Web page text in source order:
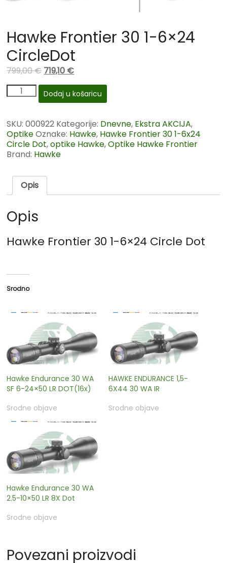
Hawke Frontier 30 1-6×24
CircleDot
799,00€719,10 €
Dodaj u košaricu
SKU:000922 Kategorije: Dnevne, Ekstra AKCIJA,
OptikeOznake: Hawke, Hawke Frontier 30 1-6x24
Circle Dot,optike Hawke,Optike Hawke Frontier
Brand: Hawke
Opis
Opis
Hawke Frontier 30 1-6×24 Circle Dot
Srodno
Hawke Endurance 30 WA
SF 6-24×50 LR DOT(16x)
Srodne objave
HAWKE ENDURANCE 1,5-
6X44 30 WA IR
Srodne objave
Hawke Endurance 30 WA
2.5-10×50 LR 8X Dot
Srodne objave
Povezani proizvodi